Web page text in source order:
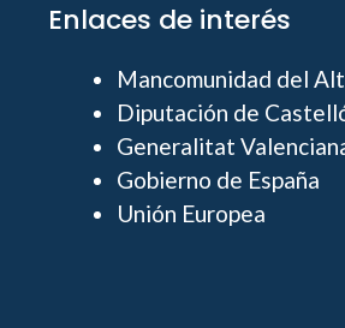
Enlaces de interés
Mancomunidad del
Diputación de
Generalitat
Gobierno de España
Unión Europea